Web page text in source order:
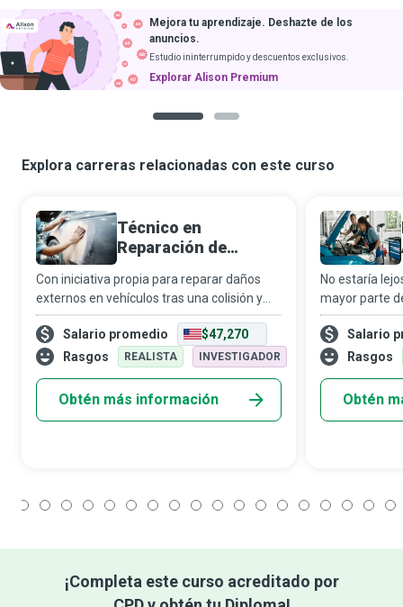
Mejora tu aprendizaje. Deshazte de los
anuncios.
Estudio ininterrumpido y descuentos exclusivos.
Explorar Alison Premium
Explora carreras relacionadas con este curso
Técnico en
Reparación de
Con iniciativa propia para reparar daños
externos en vehículos tras una colisión y
dejarlos como nuevos, los técnicos en
reparación de carrocería se encargan de
arreglar, restaurar, repintar y reempla
Salario promedio
$47,270
Rasgos
REALISTA INVESTIGADOR
Obtén más información
No estaría
mayor parte
funciona con
mecánicos de
Salario
Rasgos
Obtén
¡Completa este curso acreditado por